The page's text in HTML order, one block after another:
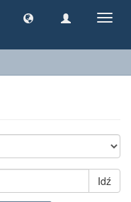
Idź